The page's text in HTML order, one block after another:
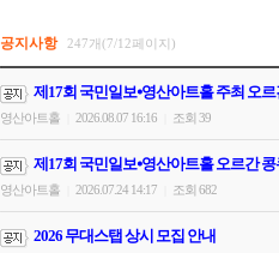
공지사항 247개(7/12페이지)
제17회 국민일보⦁영산아트홀 주최 오
영산아트홀 2026.08.07 16:16 조회 39
제17회 국민일보⦁영산아트홀 오르간
영산아트홀 2026.07.24 14:17 조회 682
2026 무대스탭 상시 모집 안내